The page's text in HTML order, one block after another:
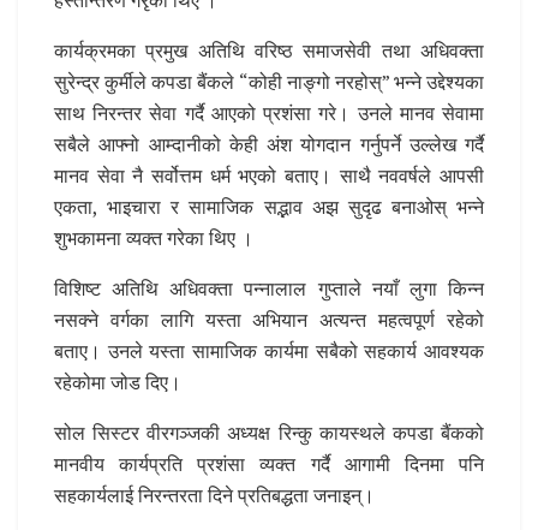
कार्यक्रमका प्रमुख अतिथि वरिष्ठ समाजसेवी तथा अधिवक्ता
सुरेन्द्र कुर्मीले कपडा बैंकले “कोही नाङ्गो नरहोस्” भन्ने उद्देश्यका
साथ निरन्तर सेवा गर्दै आएको प्रशंसा गरे। उनले मानव सेवामा
सबैले आफ्नो आम्दानीको केही अंश योगदान गर्नुपर्ने उल्लेख गर्दै
मानव सेवा नै सर्वोत्तम धर्म भएको बताए। साथै नववर्षले आपसी
एकता, भाइचारा र सामाजिक सद्भाव अझ सुदृढ बनाओस् भन्ने
शुभकामना व्यक्त गरेका थिए ।
विशिष्ट अतिथि अधिवक्ता पन्नालाल गुप्ताले नयाँ लुगा किन्न
नसक्ने वर्गका लागि यस्ता अभियान अत्यन्त महत्वपूर्ण रहेको
बताए। उनले यस्ता सामाजिक कार्यमा सबैको सहकार्य आवश्यक
रहेकोमा जोड दिए।
सोल सिस्टर वीरगञ्जकी अध्यक्ष रिन्कु कायस्थले कपडा बैंकको
मानवीय कार्यप्रति प्रशंसा व्यक्त गर्दै आगामी दिनमा पनि
सहकार्यलाई निरन्तरता दिने प्रतिबद्धता जनाइन्।